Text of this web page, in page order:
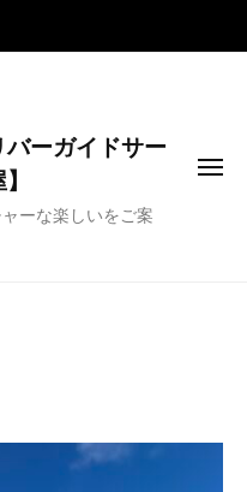
ーガイドサー
ーな楽しいをご案
メ